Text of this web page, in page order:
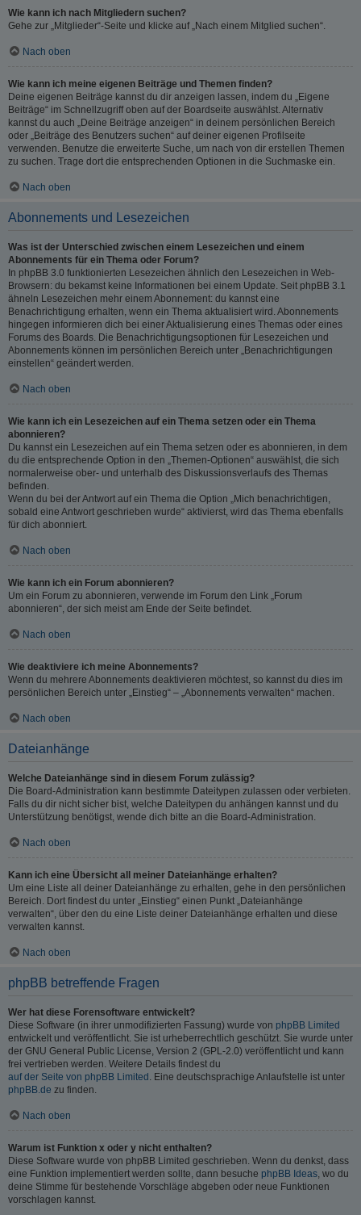
Wie kann ich nach Mitgliedern suchen?
Gehe zur „Mitglieder“-Seite und klicke auf „Nach einem Mitglied suchen“.
Nach oben
Wie kann ich meine eigenen Beiträge und Themen finden?
Deine eigenen Beiträge kannst du dir anzeigen lassen, indem du „Eigene
Beiträge“ im Schnellzugriff oben auf der Boardseite auswählst. Alternativ
kannst du auch „Deine Beiträge anzeigen“ in deinem persönlichen Bereich
oder „Beiträge des Benutzers suchen“ auf deiner eigenen Profilseite
verwenden. Benutze die erweiterte Suche, um nach von dir erstellen Themen
zu suchen. Trage dort die entsprechenden Optionen in die Suchmaske ein.
Nach oben
Abonnements und Lesezeichen
Was ist der Unterschied zwischen einem Lesezeichen und einem
Abonnements für ein Thema oder Forum?
In phpBB 3.0 funktionierten Lesezeichen ähnlich den Lesezeichen in Web-
Browsern: du bekamst keine Informationen bei einem Update. Seit phpBB 3.1
ähneln Lesezeichen mehr einem Abonnement: du kannst eine
Benachrichtigung erhalten, wenn ein Thema aktualisiert wird. Abonnements
hingegen informieren dich bei einer Aktualisierung eines Themas oder eines
Forums des Boards. Die Benachrichtigungsoptionen für Lesezeichen und
Abonnements können im persönlichen Bereich unter „Benachrichtigungen
einstellen“ geändert werden.
Nach oben
Wie kann ich ein Lesezeichen auf ein Thema setzen oder ein Thema
abonnieren?
Du kannst ein Lesezeichen auf ein Thema setzen oder es abonnieren, in dem
du die entsprechende Option in den „Themen-Optionen“ auswählst, die sich
normalerweise ober- und unterhalb des Diskussionsverlaufs des Themas
befinden.
Wenn du bei der Antwort auf ein Thema die Option „Mich benachrichtigen,
sobald eine Antwort geschrieben wurde“ aktivierst, wird das Thema ebenfalls
für dich abonniert.
Nach oben
Wie kann ich ein Forum abonnieren?
Um ein Forum zu abonnieren, verwende im Forum den Link „Forum
abonnieren“, der sich meist am Ende der Seite befindet.
Nach oben
Wie deaktiviere ich meine Abonnements?
Wenn du mehrere Abonnements deaktivieren möchtest, so kannst du dies im
persönlichen Bereich unter „Einstieg“ – „Abonnements verwalten“ machen.
Nach oben
Dateianhänge
Welche Dateianhänge sind in diesem Forum zulässig?
Die Board-Administration kann bestimmte Dateitypen zulassen oder verbieten.
Falls du dir nicht sicher bist, welche Dateitypen du anhängen kannst und du
Unterstützung benötigst, wende dich bitte an die Board-Administration.
Nach oben
Kann ich eine Übersicht all meiner Dateianhänge erhalten?
Um eine Liste all deiner Dateianhänge zu erhalten, gehe in den persönlichen
Bereich. Dort findest du unter „Einstieg“ einen Punkt „Dateianhänge
verwalten“, über den du eine Liste deiner Dateianhänge erhalten und diese
verwalten kannst.
Nach oben
phpBB betreffende Fragen
Wer hat diese Forensoftware entwickelt?
Diese Software (in ihrer unmodifizierten Fassung) wurde von phpBB Limited
entwickelt und veröffentlicht. Sie ist urheberrechtlich geschützt. Sie wurde unter
der GNU General Public License, Version 2 (GPL-2.0) veröffentlicht und kann
frei vertrieben werden. Weitere Details findest du
auf der Seite von phpBB Limited . Eine deutschsprachige Anlaufstelle ist unter
phpBB.de zu finden.
Nach oben
Warum ist Funktion x oder y nicht enthalten?
Diese Software wurde von phpBB Limited geschrieben. Wenn du denkst, dass
eine Funktion implementiert werden sollte, dann besuche phpBB Ideas, wo du
deine Stimme für bestehende Vorschläge abgeben oder neue Funktionen
vorschlagen kannst.